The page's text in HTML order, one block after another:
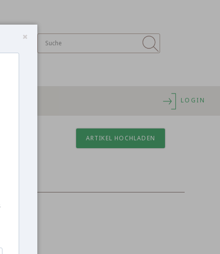
LOGIN
ARTIKEL HOCHLADEN